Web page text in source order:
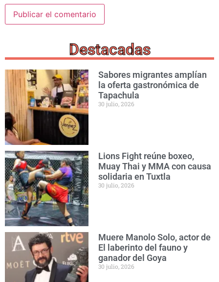
Destacadas
Sabores migrantes amplían
la oferta gastronómica de
Tapachula
30 julio, 2026
Lions Fight reúne boxeo,
Muay Thai y MMA con causa
solidaria en Tuxtla
30 julio, 2026
Muere Manolo Solo, actor de
El laberinto del fauno y
ganador del Goya
30 julio, 2026